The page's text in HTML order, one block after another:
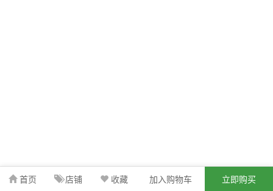
首页 店铺 收藏 加入购物车 立即购买